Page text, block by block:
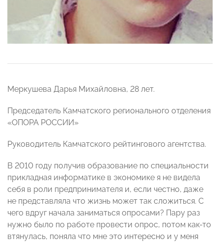
Меркушева Дарья Михайловна, 28 лет.
Председатель Камчатского регионального отделения
«ОПОРА РОССИИ»
Руководитель Камчатского рейтингового агентства.
В 2010 году получив образование по специальности
прикладная информатике в экономике я не видела
себя в роли предпринимателя и, если честно, даже
не представляла что жизнь может так сложиться. С
чего вдруг начала заниматься опросами? Пару раз
нужно было по работе провести опрос, потом как-то
втянулась, поняла что мне это интересно и у меня